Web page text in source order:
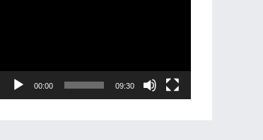
00:00 09:30